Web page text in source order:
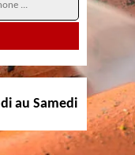
au Samedi